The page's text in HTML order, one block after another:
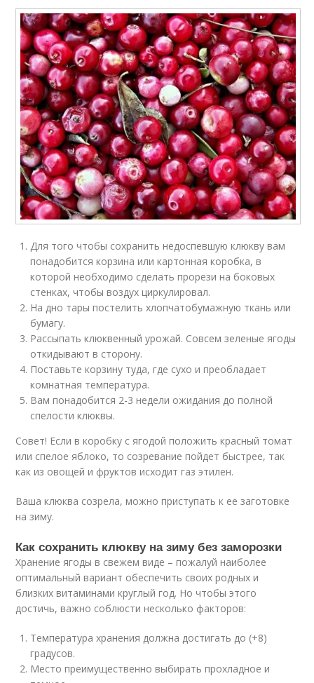
Для того чтобы сохранить недоспевшую клюкву вам
понадобится корзина или картонная коробка, в
которой необходимо сделать прорези на боковых
стенках, чтобы воздух циркулировал.
На дно тары постелить хлопчатобумажную ткань или
бумагу.
Рассыпать клюквенный урожай. Совсем зеленые ягоды
откидывают в сторону.
Поставьте корзину туда, где сухо и преобладает
комнатная температура.
Вам понадобится 2-3 недели ожидания до полной
спелости клюквы.
Совет! Если в коробку с ягодой положить красный томат
или спелое яблоко, то созревание пойдет быстрее, так
как из овощей и фруктов исходит газ этилен.
Ваша клюква созрела, можно приступать к ее заготовке
на зиму.
Как сохранить клюкву на зиму без заморозки
Хранение ягоды в свежем виде – пожалуй наиболее
оптимальный вариант обеспечить своих родных и
близких витаминами круглый год. Но чтобы этого
достичь, важно соблюсти несколько факторов:
Температура хранения должна достигать до (+8)
градусов.
Место преимущественно выбирать прохладное и